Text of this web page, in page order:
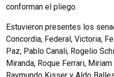
conforman el pliego.
Estuvieron presentes los
Concordia, Federal, Victoria,
Paz, Pablo Canali, Rogelio
Miranda, Roque Ferrari,
Raymundo Kisser y Aldo